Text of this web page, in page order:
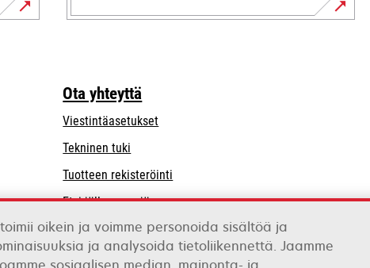
opens
tab
Ota yhteyttä
Viestintäasetukset
Tekninen tuki
a
new
tab
Tuotteen rekisteröinti
Etsi jälleenmyyjä
Luettelo tukkukauppiaista
oikein ja voimme personoida sisältöä ja
ja analysoida tietoliikennettä. Jaamme